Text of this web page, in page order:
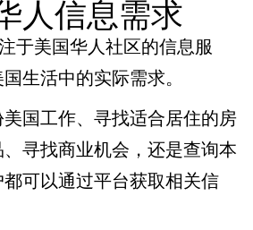
人信息需求
于美国华人社区的信息服
生活中的实际需求。
国工作、寻找适合居住的房
寻找商业机会，还是查询本
可以通过平台获取相关信